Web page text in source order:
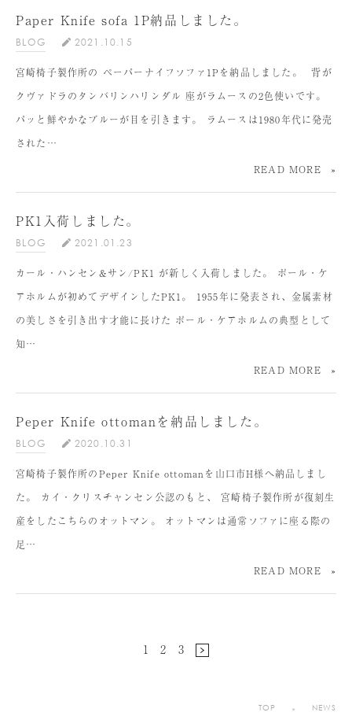
Paper Knife sofa 1P納品しました。
BLOG 2021.10.15
宮崎椅子製作所の ペーパーナイフソファ1Pを納品しました。 ⁡ 背が
クヴァドラのタンバリンハリンダル 座がラムースの2色使いです。⁡
パッと鮮やかなブルーが目を引きます。 ラムースは1980年代に発売
された…
READ MORE
PK1入荷しました。
BLOG 2021.01.23
カール・ハンセン&サン/PK1 が新しく入荷しました。 ポール・ケ
アホルムが初めてデザインしたPK1。 1955年に発表され、金属素材
の美しさを引き出す才能に長けた ポール・ケアホルムの典型として
知…
READ MORE
Peper Knife ottomanを納品しました。
BLOG 2020.10.31
宮崎椅子製作所のPeper Knife ottomanを山口市H様へ納品しまし
た。 カイ・クリスチャンセン公認のもと、 宮崎椅子製作所が復刻生
産をしたこちらのオットマン。 オットマンは通常ソファに座る際の
足…
READ MORE
1 2 3
TOP NEWS